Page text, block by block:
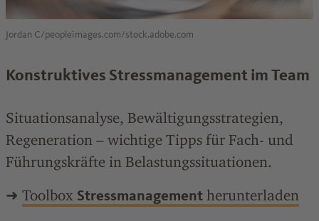
Jordan C/peopleimages.com/stock.adobe.com
Konstruktives Stressmanagement im Team
Situationsanalyse, Bewältigungsstrategien,
Regeneration – wichtige Tipps für Fach- und
Führungskräfte in Belastungssituationen.
➜ Toolbox Stressmanagement herunterladen